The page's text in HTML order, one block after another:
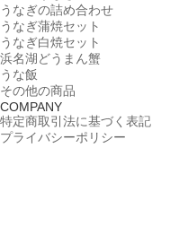
うなぎの詰め合わせ
うなぎ蒲焼セット
うなぎ白焼セット
浜名湖どうまん蟹
うな飯
その他の商品
COMPANY
特定商取引法に基づく表記
プライバシーポリシー